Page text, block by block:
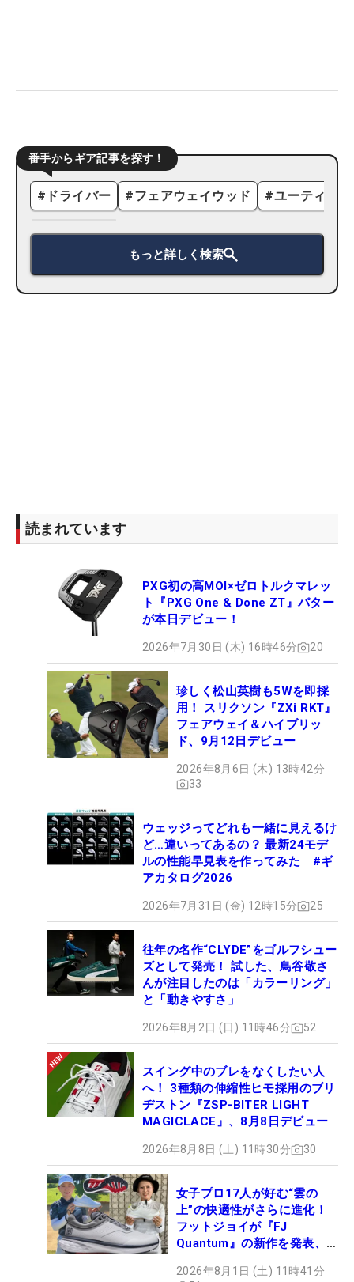
番手からギア記事を探す！
# ドライバー #フェアウェイウッド #ユーティリ
もっと詳しく検索
読まれています
PXG初の高MOI×ゼロトルクマレッ
ト『PXG One & Done ZT』パター
が本日デビュー！
2026年7月30日 (木) 16時46分 20
珍しく松山英樹も5Wを即採
用！ スリクソン『ZXi RKT』
フェアウェイ＆ハイブリッ
ド、9月12日デビュー
2026年8月6日 (木) 13時42分
33
ウェッジってどれも一緒に見えるけ
ど…違いってあるの？ 最新24モデ
ルの性能早見表を作ってみた #ギ
アカタログ2026
2026年7月31日 (金) 12時15分 25
往年の名作“CLYDE”をゴルフシュー
ズとして発売！ 試した、鳥谷敬さ
んが注目したのは「カラーリング」
と「動きやすさ」
2026年8月2日 (日) 11時46分 52
スイング中のブレをなくしたい人
へ！ 3種類の伸縮性ヒモ採用のブリ
ヂストン『ZSP-BITER LIGHT
MAGICLACE』、8月8日デビュー
2026年8月8日 (土) 11時30分 30
女子プロ17人が好む“雲の
上”の快適性がさらに進化！
フットジョイが『FJ
Quantum』の新作を発表、8
2026年8月1日 (土) 11時41分